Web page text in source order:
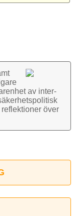
av inter­
över